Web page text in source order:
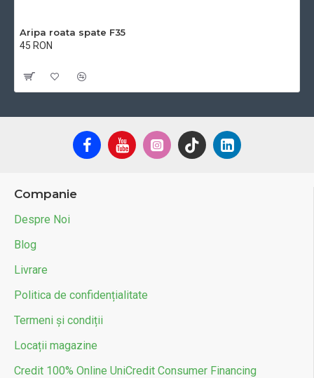
Aripa roata spate F35
45 RON
Companie
Despre Noi
Blog
Livrare
Politica de confidențialitate
Termeni și condiții
Locații magazine
Credit 100% Online UniCredit Consumer Financing